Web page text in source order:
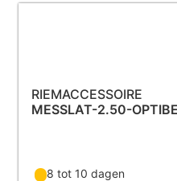
RIEMACCESSOIRE
MESSLAT-2.50-
8 tot 10 dagen